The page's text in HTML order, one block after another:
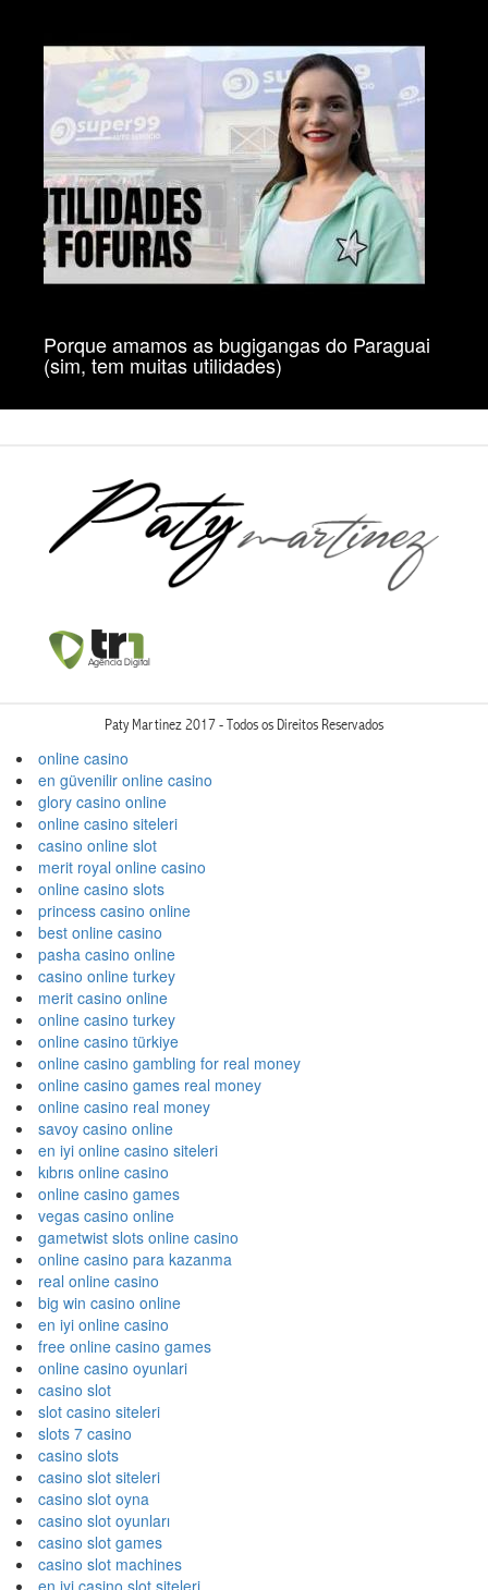
Porque amamos as bugigangas do Paraguai
(sim, tem muitas utilidades)
Paty Martinez 2017 - Todos os Direitos Reservados
online casino
en güvenilir online casino
glory casino online
online casino siteleri
casino online slot
merit royal online casino
online casino slots
princess casino online
best online casino
pasha casino online
casino online turkey
merit casino online
online casino turkey
online casino türkiye
online casino gambling for real money
online casino games real money
online casino real money
savoy casino online
en iyi online casino siteleri
kıbrıs online casino
online casino games
vegas casino online
gametwist slots online casino
online casino para kazanma
real online casino
big win casino online
en iyi online casino
free online casino games
online casino oyunlari
casino slot
slot casino siteleri
slots 7 casino
casino slots
casino slot siteleri
casino slot oyna
casino slot oyunları
casino slot games
casino slot machines